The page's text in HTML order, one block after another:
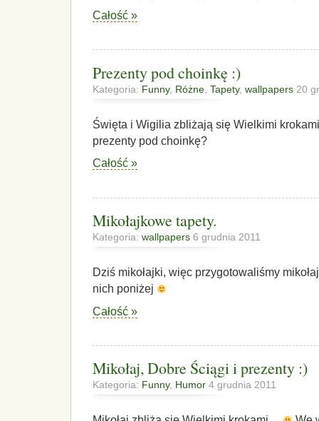
Całość »
Prezenty pod choinkę :)
Kategoria: Funny, Różne Tapety, wallpapers 20
Święta i Wigilia zbliżają się Wielkimi
prezenty pod choinkę?
Całość »
Mikołajkowe tapety.
Kategoria: wallpapers 6 grudnia 2011
Dziś mikołajki, więc przygotowaliśmy
nich poniżej
Całość »
Mikołaj, Dobre Ściągi i prezenty :)
Kategoria: Funny, Humor 4 grudnia 2011